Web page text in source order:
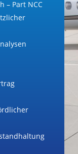
– Part NCC